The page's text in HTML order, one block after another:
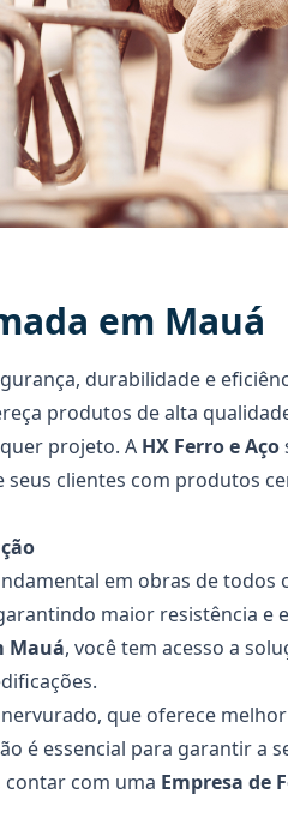
em Mauá
durabilidade e
produtos de alta
projeto. A HX Ferro e Aço
seus clientes com produtos
em obras de todos
maior resistência e
Mauá, você tem acesso a
que oferece
é essencial para garantir a
com uma Empresa de